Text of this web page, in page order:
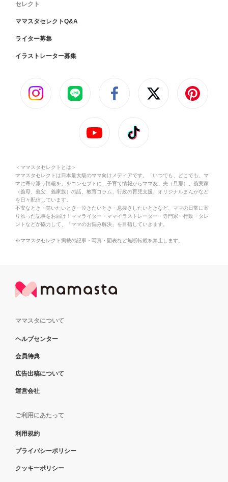
セレクト
ママスタセレクトQ&A
ライター募集
イラストレーター募集
＜ママスタセレクトとは＞
ママスタセレクトは日本最大級のママ向けメディアです。「いつでも、どこでも、マ
マに寄り添う情報を」をコンセプトに、子育て情報からママ友、夫（旦那）、義実家
（義母、義父、義家族）の話、教育コラム、行政の育児支援、オリジナルまんがなど
を日々配信しています。
不安なとき・笑いたいとき・泣きたいとき・息抜きしたいときなど、ママの日常に寄
り添った記事をお届け！ママライター・ママイラストレーター・専門家・行政・タレ
ントなどが協力して、「ママのお悩み解決」を目指していきます。
※ママスタセレクト掲載の記事・写真・図表など無断転載を禁止します。
ママスタについて
ヘルプセンター
会員特典
広告出稿について
運営会社
ご利用にあたって
利用規約
プライバシーポリシー
クッキーポリシー